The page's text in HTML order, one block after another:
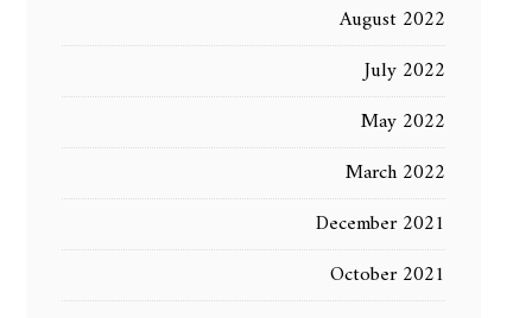
August 2022
July 2022
May 2022
March 2022
December 2021
October 2021